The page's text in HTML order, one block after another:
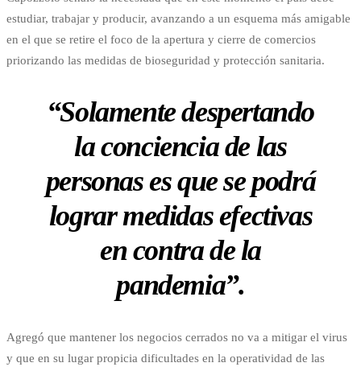
estudiar, trabajar y producir, avanzando a un esquema más amigable
en el que se retire el foco de la apertura y cierre de comercios
priorizando las medidas de bioseguridad y protección sanitaria.
“Solamente despertando
la conciencia de las
personas es que se podrá
lograr medidas efectivas
en contra de la
pandemia”.
Agregó que mantener los negocios cerrados no va a mitigar el virus
y que en su lugar propicia dificultades en la operatividad de las